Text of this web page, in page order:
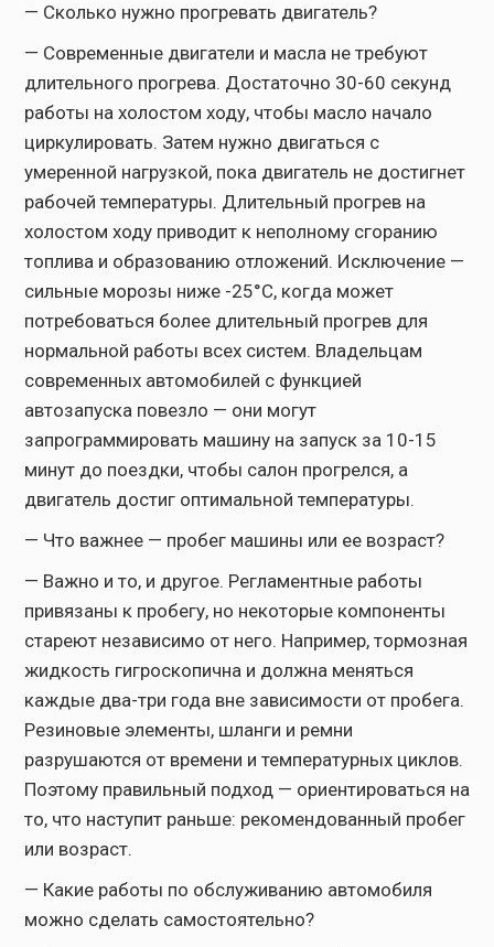
— Сколько нужно прогревать двигатель?
— Современные двигатели и масла не требуют
длительного прогрева. Достаточно 30-60 секунд
работы на холостом ходу, чтобы масло начало
циркулировать. Затем нужно двигаться с
умеренной нагрузкой, пока двигатель не достигнет
рабочей температуры. Длительный прогрев на
холостом ходу приводит к неполному сгоранию
топлива и образованию отложений. Исключение —
сильные морозы ниже -25°C, когда может
потребоваться более длительный прогрев для
нормальной работы всех систем. Владельцам
современных автомобилей с функцией
автозапуска повезло — они могут
запрограммировать машину на запуск за 10-15
минут до поездки, чтобы салон прогрелся, а
двигатель достиг оптимальной температуры.
— Что важнее — пробег машины или ее возраст?
— Важно и то, и другое. Регламентные работы
привязаны к пробегу, но некоторые компоненты
стареют независимо от него. Например, тормозная
жидкость гигроскопична и должна меняться
каждые два-три года вне зависимости от пробега.
Резиновые элементы, шланги и ремни
разрушаются от времени и температурных циклов.
Поэтому правильный подход — ориентироваться на
то, что наступит раньше: рекомендованный пробег
или возраст.
— Какие работы по обслуживанию автомобиля
можно сделать самостоятельно?